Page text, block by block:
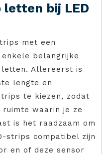
letten bij LED
met een
belangrijke
Allereerst is
lengte en
te kiezen, zodat
waarin je ze
is het raadzaam om
strips compatibel zijn
en of deze sensor